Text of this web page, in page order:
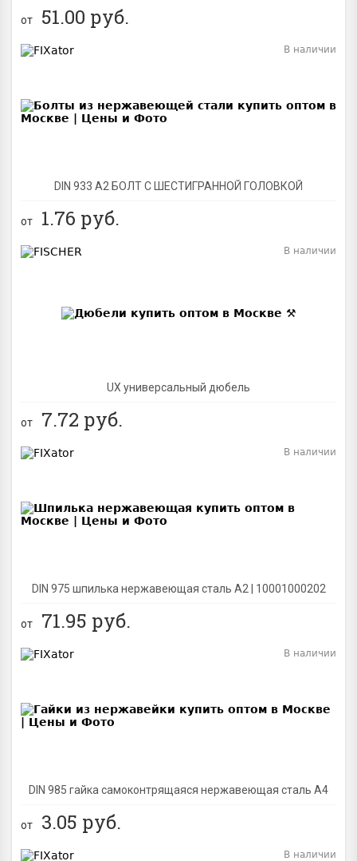
от 51.00 руб.
DIN 933 А2 БОЛТ С ШЕСТИГРАННОЙ ГОЛОВКОЙ
В наличии
от 1.76 руб.
UX универсальный дюбель
В наличии
от 7.72 руб.
DIN 975 шпилька нержавеющая сталь A2 | 10001000202
В наличии
от 71.95 руб.
DIN 985 гайка самоконтрящаяся нержавеющая сталь A4
В наличии
от 3.05 руб.
В наличии